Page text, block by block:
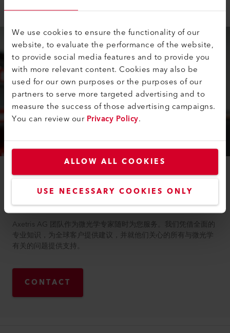
We use cookies to ensure the functionality of our
website, to evaluate the performance of the website,
to provide social media features and to provide you
with more relevant content. Cookies may also be
used for our own purposes or the purposes of our
partners to serve more targeted advertising and to
measure the success of those advertising campaigns.
You can review ourPrivacy Policy.
ALLOW ALL COOKIES
USE NECESSARY COOKIES ONLY
Axetris AG
Axetris AG 团队作为微光学专家随时为您服务。我们凭借全面的
专业知识，为全球客户提供建议，并就他们关心的所有与微光学
有关的问题提供支持。
CONTACT